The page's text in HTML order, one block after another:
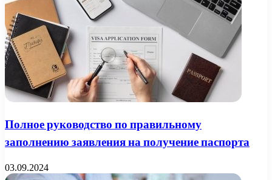
Полное руководство по правильному
заполнению заявления на получение паспорта
03.09.2024